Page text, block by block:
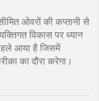
ओवरों की कप्तानी से
विकास पर ध्यान
आया है जिसमें
का दौरा करेगा।